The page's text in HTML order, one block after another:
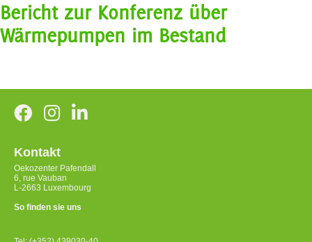
Bericht zur Konferenz über
Wärmepumpen im Bestand
Kontakt
Oekozenter Pafendall
6, rue Vauban
L-2663 Luxembourg
So finden sie uns